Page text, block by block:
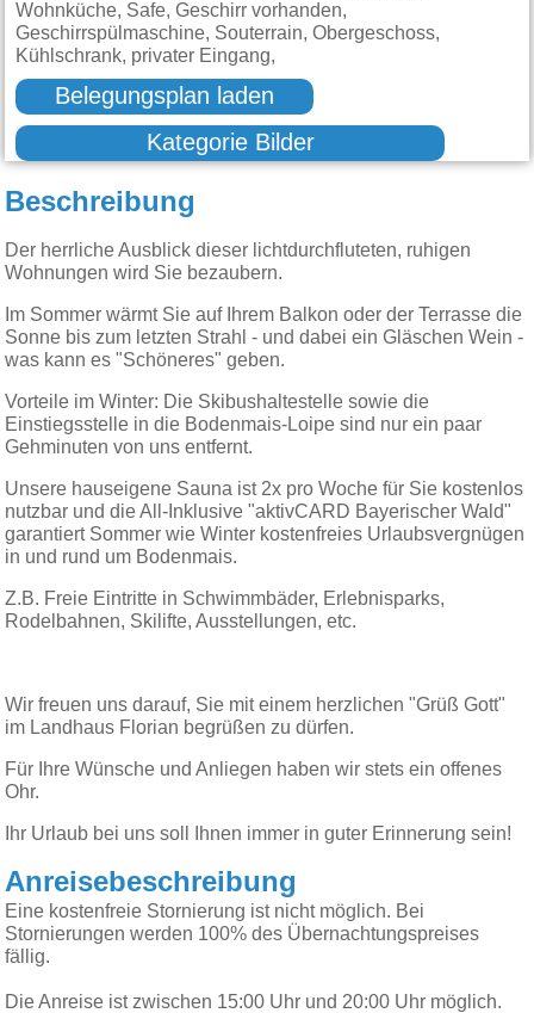
Wohnküche, Safe, Geschirr vorhanden,
Geschirrspülmaschine, Souterrain, Obergeschoss,
Kühlschrank, privater Eingang,
Belegungsplan laden
Kategorie Bilder
Beschreibung
Der herrliche Ausblick dieser lichtdurchfluteten, ruhigen
Wohnungen wird Sie bezaubern.
Im Sommer wärmt Sie auf Ihrem Balkon oder der Terrasse die
Sonne bis zum letzten Strahl - und dabei ein Gläschen Wein -
was kann es "Schöneres" geben.
Vorteile im Winter: Die Skibushaltestelle sowie die
Einstiegsstelle in die Bodenmais-Loipe sind nur ein paar
Gehminuten von uns entfernt.
Unsere hauseigene Sauna ist 2x pro Woche für Sie kostenlos
nutzbar und die All-Inklusive "aktivCARD Bayerischer Wald"
garantiert Sommer wie Winter kostenfreies Urlaubsvergnügen
in und rund um Bodenmais.
Z.B. Freie Eintritte in Schwimmbäder, Erlebnisparks,
Rodelbahnen, Skilifte, Ausstellungen, etc.
Wir freuen uns darauf, Sie mit einem herzlichen "Grüß Gott"
im Landhaus Florian begrüßen zu dürfen.
Für Ihre Wünsche und Anliegen haben wir stets ein offenes
Ohr.
Ihr Urlaub bei uns soll Ihnen immer in guter Erinnerung sein!
Anreisebeschreibung
Eine kostenfreie Stornierung ist nicht möglich. Bei
Stornierungen werden 100% des Übernachtungspreises
fällig.
Die Anreise ist zwischen 15:00 Uhr und 20:00 Uhr möglich.